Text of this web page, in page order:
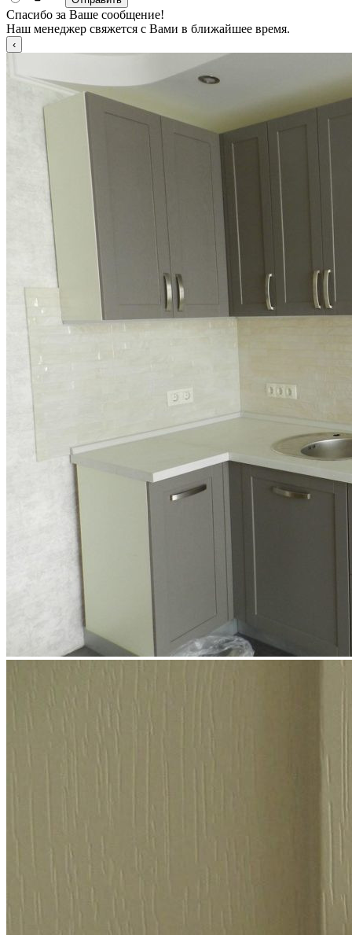
Спасибо за Ваше сообщение!
Наш менеджер свяжется с Вами в ближайшее время.